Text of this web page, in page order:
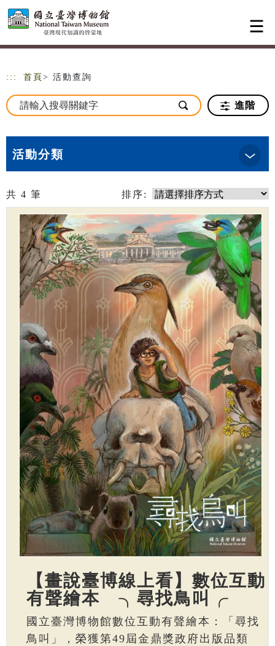
跳到主要內容
網站導覽
::: 首頁 > 活動查詢
進階
活動分類
共 4 筆 排序:
【畫說臺博線上看】數位互動
有聲繪本 ╮尋找鳥叫╭
國立臺灣博物館數位互動有聲繪本：「尋找
鳥叫」，榮獲第49屆金鼎獎政府出版品類